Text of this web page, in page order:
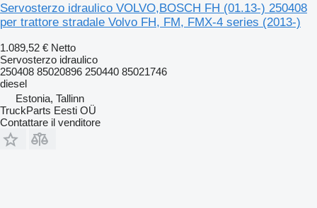
Servosterzo idraulico VOLVO,BOSCH FH (01.13-) 250408
per trattore stradale Volvo FH, FM, FMX-4 series (2013-)
1.089,52 € Netto
Servosterzo idraulico
250408 85020896 250440 85021746
diesel
Estonia, Tallinn
TruckParts Eesti OÜ
Contattare il venditore